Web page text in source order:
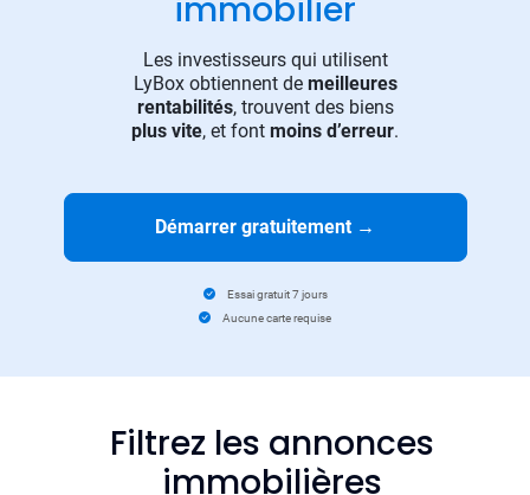
immobilier
Les investisseurs qui utilisent
LyBox obtiennent de meilleures
rentabilités, trouvent des biens
plus vite, et font moins d’erreur.
Démarrer gratuitement →
Essai gratuit 7 jours
Aucune carte requise
Filtrez les annonces
immobilières